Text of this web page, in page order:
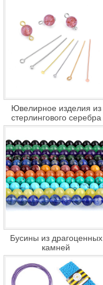
Ювелирное изделия из
стерлингового серебра
Бусины из драгоценных
камней